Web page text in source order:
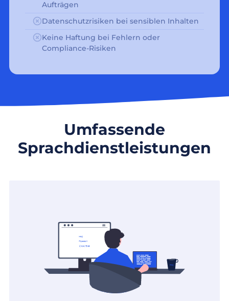
Aufträgen
Datenschutzrisiken bei sensiblen Inhalten
Keine Haftung bei Fehlern oder
Compliance-Risiken
Umfassende
Sprachdienstleistungen